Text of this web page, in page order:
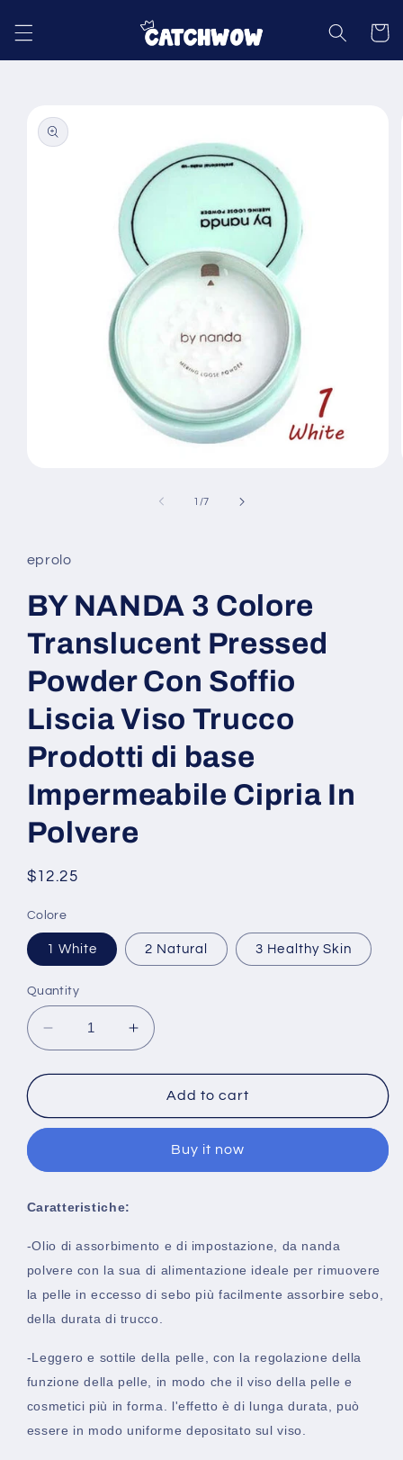
content
Cart
product
information
1 /of
7
eprolo
BY NANDA 3 Colore
Translucent Pressed
Powder Con Soffio
Liscia Viso Trucco
Prodotti di base
Impermeabile Cipria In
Polvere
Regular
$12.25
Colore
1 White 2 Natural 3 Healthy Skin
Quantity
Decrease
quantity
for
NANDA
Translucent
Powder
Soffio
Liscia
Viso
Trucco
di
base
Impermeabile
Cipria
In
Increase
quantity
for
NANDA
Colore
Translucent
Soffio
Liscia
Viso
Trucco
di
base
Impermeabile
Cipria
In
Add to cart
Buy it now
Caratteristiche:
-Olio di assorbimento e di impostazione, da nanda
polvere con la sua di alimentazione ideale per rimuovere
la pelle in eccesso di sebo più facilmente assorbire sebo,
della durata di trucco.
-Leggero e sottile della pelle, con la regolazione della
funzione della pelle, in modo che il viso della pelle e
cosmetici più in forma. l'effetto è di lunga durata, può
essere in modo uniforme depositato sul viso.